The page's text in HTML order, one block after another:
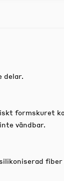
delar.
formskuret
vändbar.